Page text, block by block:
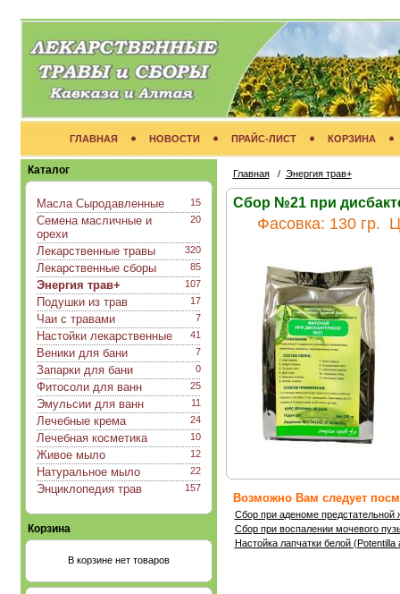
ГЛАВНАЯ НОВОСТИ ПРАЙС-ЛИСТ КОРЗИНА
Каталог
15
Масла Сыродавленные
20
Семена масличные и
орехи
320
Лекарственные травы
85
Лекарственные сборы
107
Энергия трав+
17
Подушки из трав
7
Чаи с травами
41
Настойки лекарственные
7
Веники для бани
0
Запарки для бани
25
Фитосоли для ванн
11
Эмульсии для ванн
24
Лечебные крема
10
Лечебная косметика
12
Живое мыло
22
Натуральное мыло
157
Энциклопедия трав
Корзина
В корзине нет товаров
Главная/ Энергия трав+
Сбор №21 при
Фасовка: 130 гр.
Возможно Вам следует
Сбор при аденоме предстательной
Сбор при воспалении мочевого
Настойка лапчатки белой (Potentilla